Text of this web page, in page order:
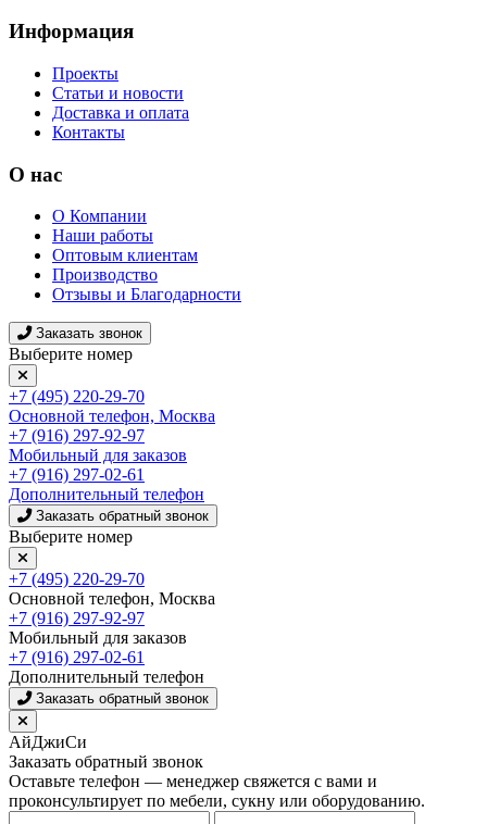
Информация
Проекты
Статьи и новости
Доставка и оплата
Контакты
О нас
О Компании
Наши работы
Оптовым клиентам
Производство
Отзывы и Благодарности
Заказать звонок
Выберите номер
+7 (495) 220-29-70
Основной телефон, Москва
+7 (916) 297-92-97
Мобильный для заказов
+7 (916) 297-02-61
Дополнительный телефон
Заказать обратный звонок
Выберите номер
+7 (495) 220-29-70
Основной телефон, Москва
+7 (916) 297-92-97
Мобильный для заказов
+7 (916) 297-02-61
Дополнительный телефон
Заказать обратный звонок
АйДжиСи
Заказать обратный звонок
Оставьте телефон — менеджер свяжется с вами и
проконсультирует по мебели, сукну или оборудованию.